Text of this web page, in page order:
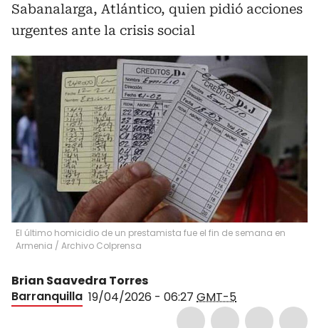
Sabanalarga, Atlántico, quien pidió acciones
urgentes ante la crisis social
El último homicidio de un prestamista fue el fin de semana en
Armenia / Archivo Colprensa
Brian Saavedra Torres
Barranquilla 19/04/2026 - 06:27 GMT-5